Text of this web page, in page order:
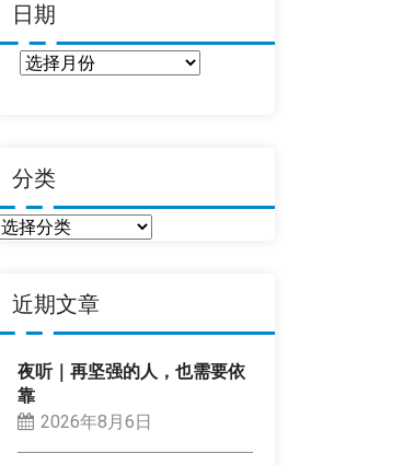
日期
分类
分
近期文章
夜听｜再坚强的人，也需要依
靠
2026年8月6日